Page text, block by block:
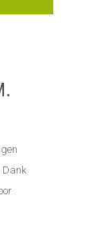
Dank